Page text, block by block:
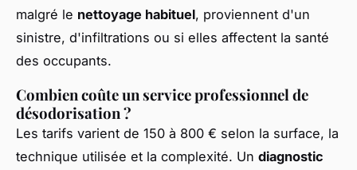
malgré le nettoyage habituel, proviennent d'un
sinistre, d'infiltrations ou si elles affectent la santé
des occupants.
Combien coûte un service professionnel de
désodorisation ?
Les tarifs varient de 150 à 800 € selon la surface, la
technique utilisée et la complexité. Un diagnostic